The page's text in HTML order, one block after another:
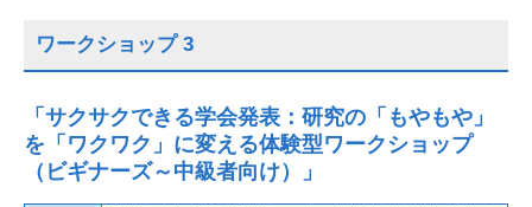
ワークショップ 3
「サクサクできる学会発表：研究の「もやもや」
を「ワクワク」に変える体験型ワークショップ
（ビギナーズ～中級者向け）」